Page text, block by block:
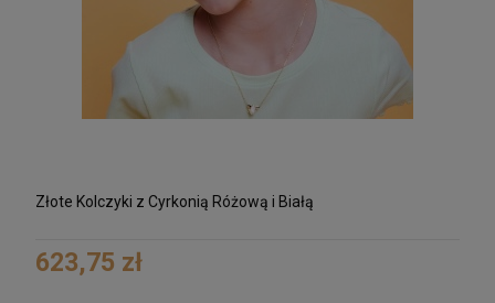
Złote Kolczyki z Cyrkonią Różową i Białą
623,75 zł